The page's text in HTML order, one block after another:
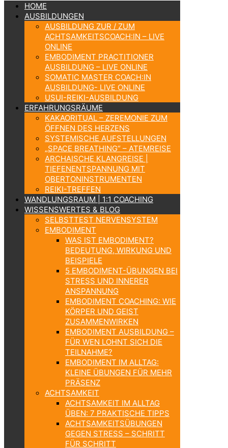
HOME
AUSBILDUNGEN
AUSBILDUNG ZUR / ZUM
ACHTSAMKEITSCOACH:IN – LIVE
ONLINE
EMBODIMENT PRACTITIONER
AUSBILDUNG – LIVE ONLINE
SOMATIC MASTER COACH:IN
AUSBILDUNG- LIVE ONLINE
USUI-REIKI-AUSBILDUNG
ERFAHRUNGSRÄUME
KAKAORITUAL – ZEREMONIE ZUM
ÖFFNEN DES HERZENS
SYSTEMISCHE AUFSTELLUNGEN
„SPACE BREATHING“ – ATEMREISE
ARCHAISCHE KLANGREISE |
TIEFENENTSPANNUNG MIT
OBERTONINSTRUMENTEN
REIKI-TREFFEN
WANDLUNGSRAUM | 1:1 COACHING
WISSENSWERTES & BLOG
SELBSTTEST NERVENSYSTEM
EMBODIMENT
WAS IST EMBODIMENT?
BEDEUTUNG, WIRKUNG UND
BEISPIELE
5 EMBODIMENT-ÜBUNGEN BEI
STRESS UND INNERER
ANSPANNUNG
EMBODIMENT COACHING: WIE
KÖRPER UND GEIST
ZUSAMMENWIRKEN
EMBODIMENT AUSBILDUNG –
FÜR WEN LOHNT SICH DIE
TEILNAHME?
EMBODIMENT IM ALLTAG:
KLEINE ÜBUNGEN FÜR MEHR
PRÄSENZ
ACHTSAMKEIT
ACHTSAMKEIT IM ALLTAG
ÜBEN: 7 PRAKTISCHE TIPPS
ACHTSAMKEITSÜBUNGEN
GEGEN STRESS – SCHRITT
FÜR SCHRITT